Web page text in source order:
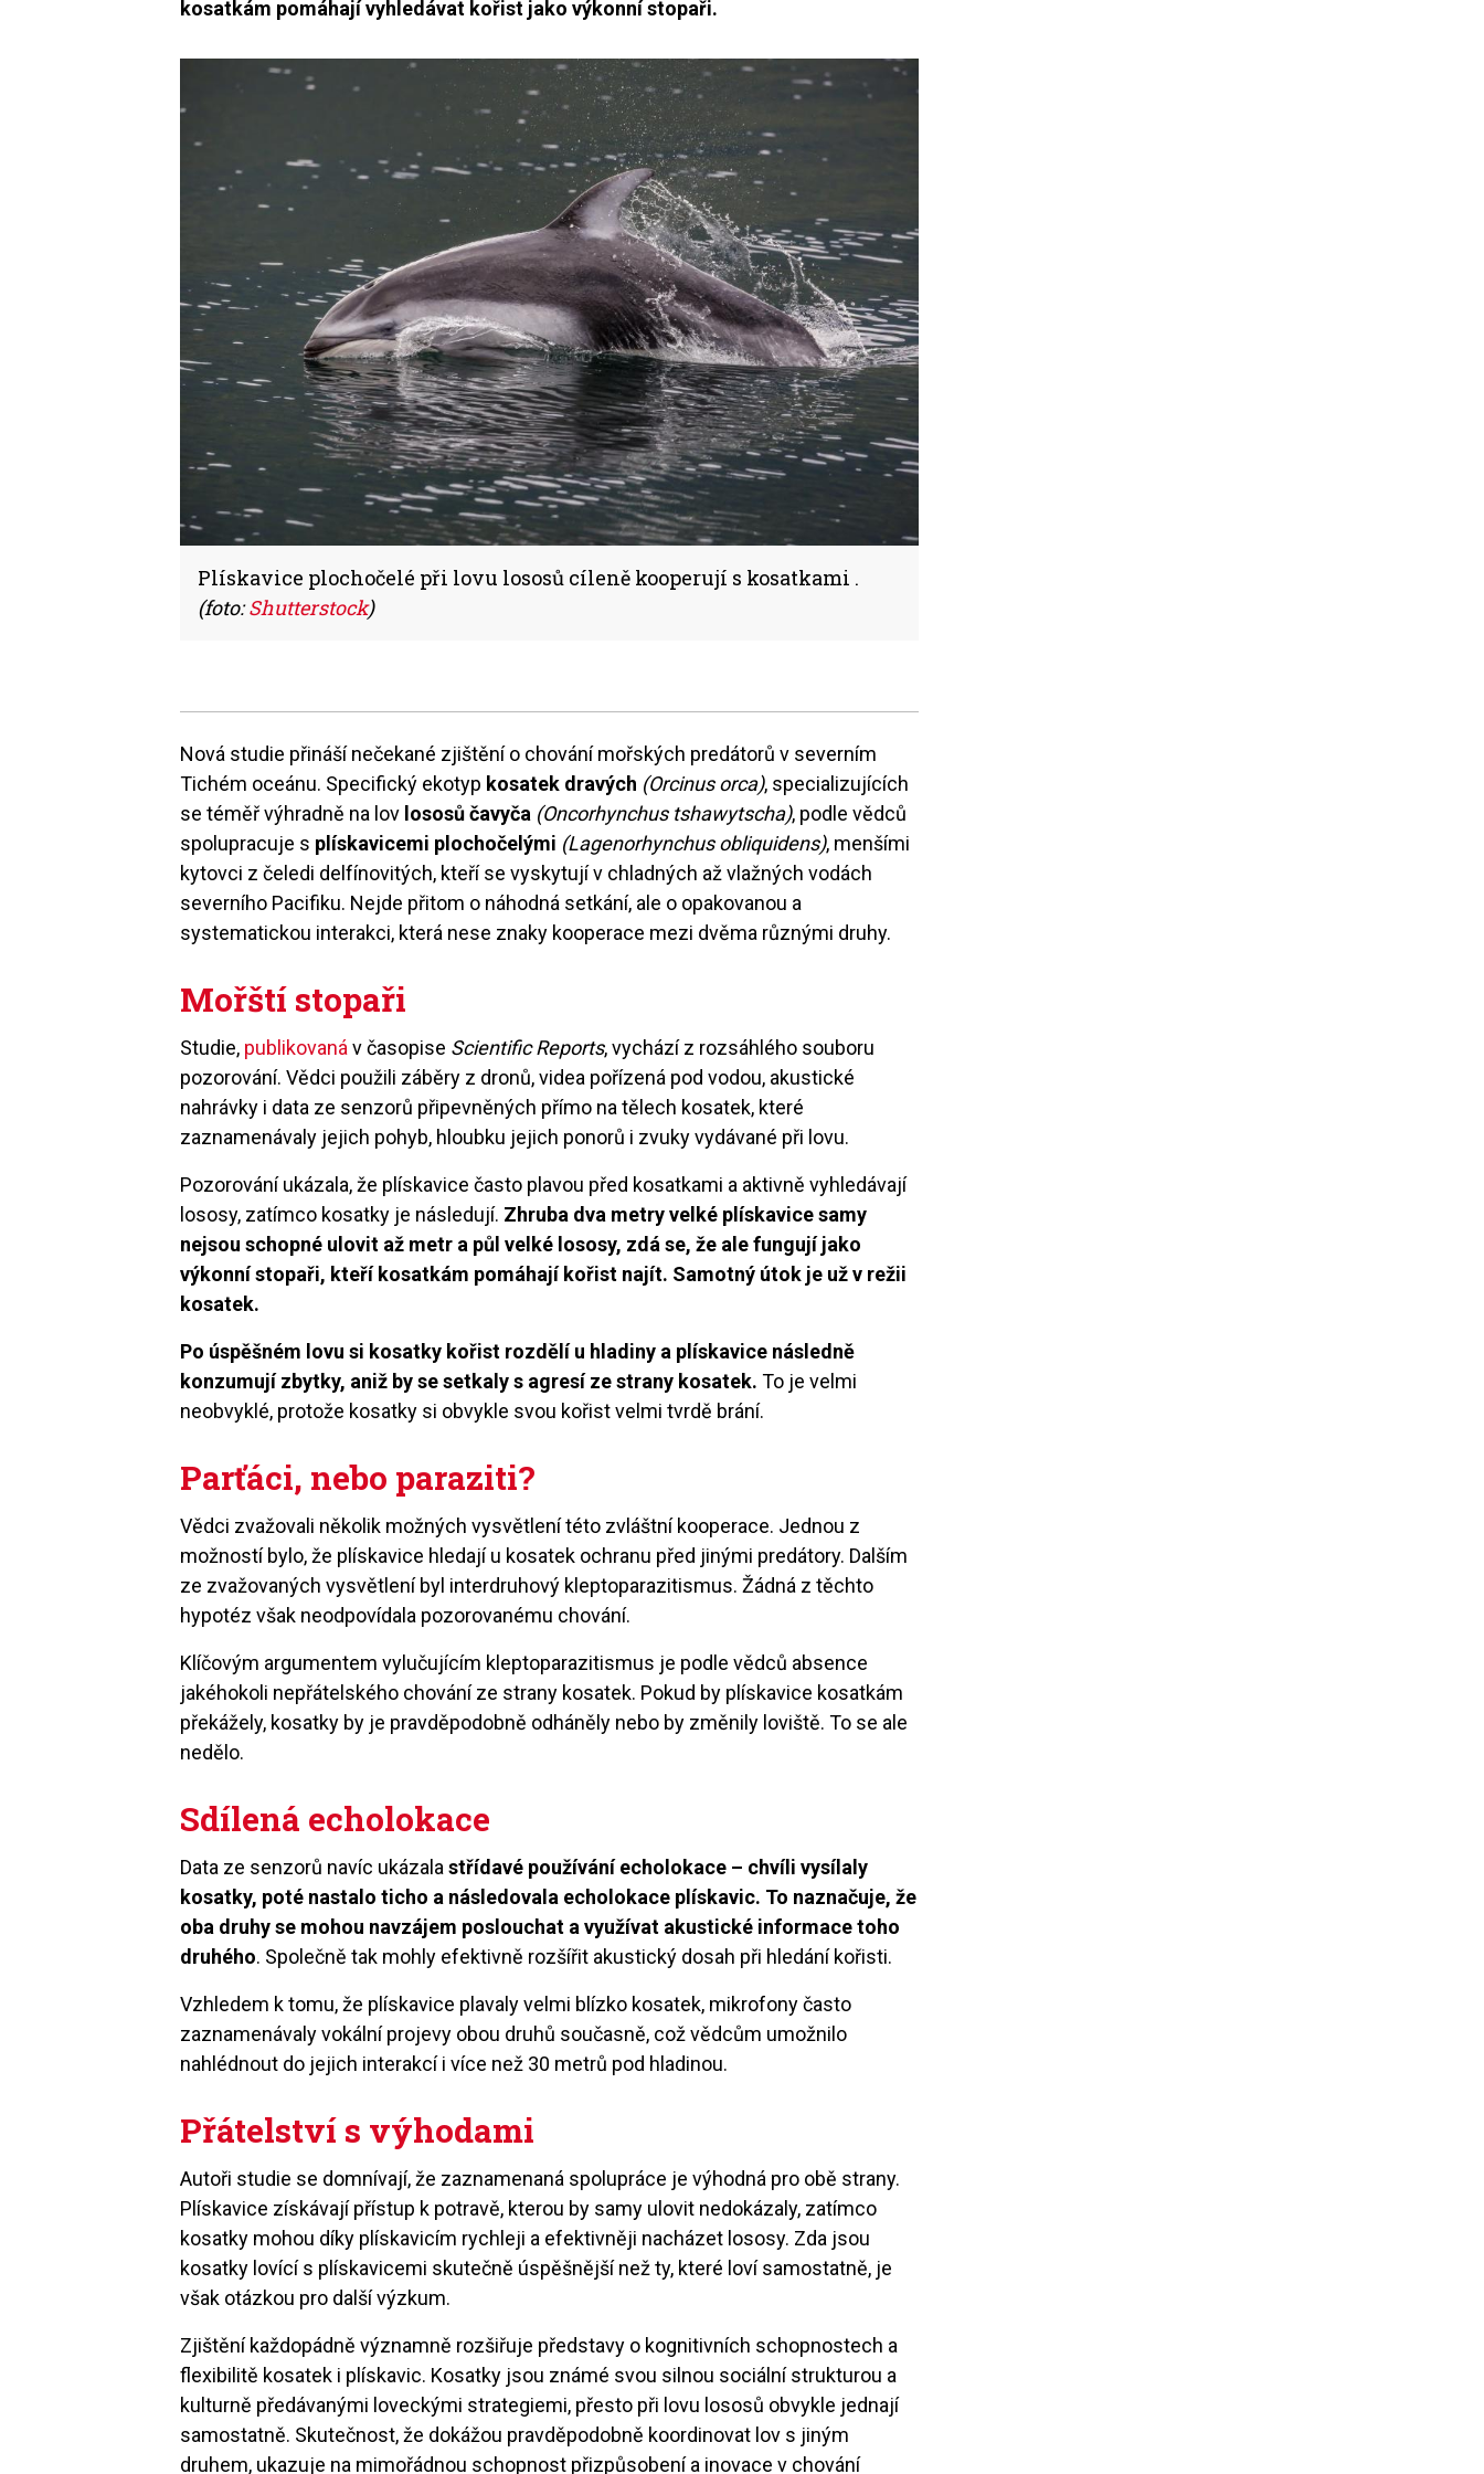
kosatkám pomáhají vyhledávat kořist jako výkonní stopaři.
Plískavice plochočelé při lovu lososů cíleně kooperují s kosatkami .
(foto:Shutterstock)
Nová studie přináší nečekané zjištění o chování mořských predátorů v severním
Tichém oceánu. Specifický ekotyp kosatek dravých (Orcinus orca), specializujících
se téměř výhradně na lov lososů čavyča (Oncorhynchus tshawytscha), podle vědců
spolupracuje s plískavicemi plochočelými (Lagenorhynchus obliquidens), menšími
kytovci z čeledi delfínovitých, kteří se vyskytují v chladných až vlažných vodách
severního Pacifiku. Nejde přitom o náhodná setkání, ale o opakovanou a
systematickou interakci, která nese znaky kooperace mezi dvěma různými druhy.
Mořští stopaři
Studie, publikovaná v časopise Scientific Reports, vychází z rozsáhlého souboru
pozorování. Vědci použili záběry z dronů, videa pořízená pod vodou, akustické
nahrávky i data ze senzorů připevněných přímo na tělech kosatek, které
zaznamenávaly jejich pohyb, hloubku jejich ponorů i zvuky vydávané při lovu.
Pozorování ukázala, že plískavice často plavou před kosatkami a aktivně vyhledávají
lososy, zatímco kosatky je následují. Zhruba dva metry velké plískavice samy
nejsou schopné ulovit až metr a půl velké lososy, zdá se, že ale fungují jako
výkonní stopaři, kteří kosatkám pomáhají kořist najít. Samotný útok je už v režii
kosatek.
Po úspěšném lovu si kosatky kořist rozdělí u hladiny a plískavice následně
konzumují zbytky, aniž by se setkaly s agresí ze strany kosatek. To je velmi
neobvyklé, protože kosatky si obvykle svou kořist velmi tvrdě brání.
Parťáci, nebo paraziti?
Vědci zvažovali několik možných vysvětlení této zvláštní kooperace. Jednou z
možností bylo, že plískavice hledají u kosatek ochranu před jinými predátory. Dalším
ze zvažovaných vysvětlení byl interdruhový kleptoparazitismus. Žádná z těchto
hypotéz však neodpovídala pozorovanému chování.
Klíčovým argumentem vylučujícím kleptoparazitismus je podle vědců absence
jakéhokoli nepřátelského chování ze strany kosatek. Pokud by plískavice kosatkám
překážely, kosatky by je pravděpodobně odháněly nebo by změnily loviště. To se ale
nedělo.
Sdílená echolokace
Data ze senzorů navíc ukázalastřídavé používání echolokace – chvíli vysílaly
kosatky, poté nastalo ticho a následovala echolokace plískavic. To naznačuje, že
oba druhy se mohou navzájem poslouchat a využívat akustické informace toho
druhého. Společně tak mohly efektivně rozšířit akustický dosah při hledání kořisti.
Vzhledem k tomu, že plískavice plavaly velmi blízko kosatek, mikrofony často
zaznamenávaly vokální projevy obou druhů současně, což vědcům umožnilo
nahlédnout do jejich interakcí i více než 30 metrů pod hladinou.
Přátelství s výhodami
Autoři studie se domnívají, že zaznamenaná spolupráce je výhodná pro obě strany.
Plískavice získávají přístup k potravě, kterou by samy ulovit nedokázaly, zatímco
kosatky mohou díky plískavicím rychleji a efektivněji nacházet lososy. Zda jsou
kosatky lovící s plískavicemi skutečně úspěšnější než ty, které loví samostatně, je
však otázkou pro další výzkum.
Zjištění každopádně významně rozšiřuje představy o kognitivních schopnostech a
flexibilitě kosatek i plískavic. Kosatky jsou známé svou silnou sociální strukturou a
kulturně předávanými loveckými strategiemi, přesto při lovu lososů obvykle jednají
samostatně. Skutečnost, že dokážou pravděpodobně koordinovat lov s jiným
druhem, ukazuje na mimořádnou schopnost přizpůsobení a inovace v chování